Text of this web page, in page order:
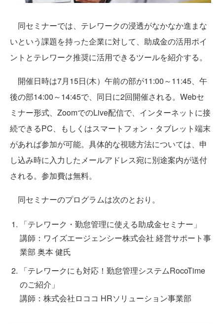
同セミナーでは、テレワークの浸透がなかなか進まな
いという課題を持った企業に対して、助成金の活用ポイ
ントとテレワーク推奨に活用できるツールを紹介する。
開催日時は7月15日(木）午前の部が11:00～11:45、午
後の部14:00～14:45で、同日に2回開催される。Webセ
ミナー形式、ZoomでのLive配信で、インターネットに接
続できるPC、もしくはスマートフォン・タブレット端末
があれば参加が可能。具体的な視聴方法については、申
し込み時に入力したメールアドレス宛に別途案内が送付
される。参加費は無料。
同セミナーのプログラムは次のとおり。
「テレワーク・勤怠管理に使える助成金セミナー」
講師：ワイズエージェンシー株式会社 経営サポート事
業部 奥本 健氏
「テレワークにも対応！勤怠管理システムRocoTime
のご紹介」
講師：株式会社ロココ HRソリューション事業部